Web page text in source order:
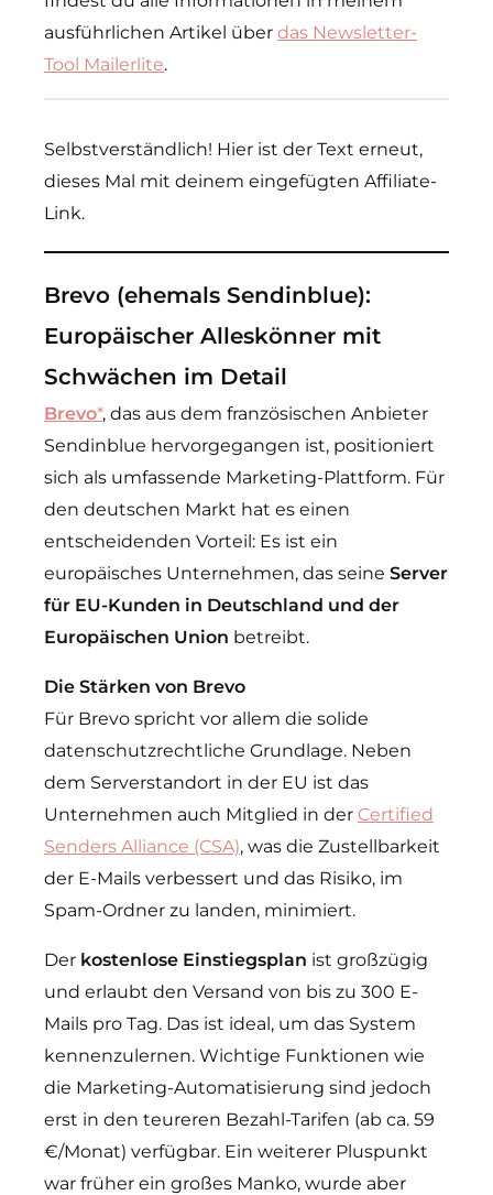
ausführlichen Artikel über das Newsletter-
Tool Mailerlite.
Selbstverständlich! Hier ist der Text erneut,
dieses Mal mit deinem eingefügten Affiliate-
Link.
Brevo (ehemals Sendinblue):
Europäischer Alleskönner mit
Schwächen im Detail
Brevo*, das aus dem französischen Anbieter
Sendinblue hervorgegangen ist, positioniert
sich als umfassende Marketing-Plattform. Für
den deutschen Markt hat es einen
entscheidenden Vorteil: Es ist ein
europäisches Unternehmen, das seine Server
für EU-Kunden in Deutschland und der
Europäischen Union betreibt.
Die Stärken von Brevo
Für Brevo spricht vor allem die solide
datenschutzrechtliche Grundlage. Neben
dem Serverstandort in der EU ist das
Unternehmen auch Mitglied in der Certified
Senders Alliance (CSA), was die Zustellbarkeit
der E-Mails verbessert und das Risiko, im
Spam-Ordner zu landen, minimiert.
Der kostenlose Einstiegsplan ist großzügig
und erlaubt den Versand von bis zu 300 E-
Mails pro Tag. Das ist ideal, um das System
kennenzulernen. Wichtige Funktionen wie
die Marketing-Automatisierung sind jedoch
erst in den teureren Bezahl-Tarifen (ab ca. 59
€/Monat) verfügbar. Ein weiterer Pluspunkt
war früher ein großes Manko, wurde aber